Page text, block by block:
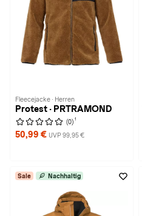
Fleecejacke · Herren
Protest · PRTRAMOND
(0) 1
50,99 € UVP 99,95 €
Sale Nachhaltig